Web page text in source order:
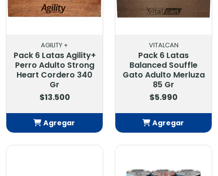
AGILITY +
Pack 6 Latas Agility+
Perro Adulto Strong
Heart Cordero 340
Gr
$13.500
Agregar
Añadido
VITALCAN
Pack 6 Latas
Balanced Souffle
Gato Adulto Merluza
85 Gr
$5.990
Agregar
Añadido